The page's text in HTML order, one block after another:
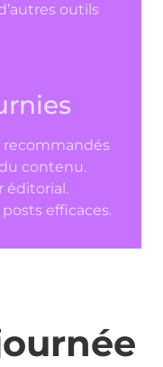
outils
recommandés
contenu.
éditorial.
efficaces.